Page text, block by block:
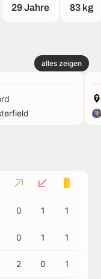
29 Jahre 83 kg
alles zeigen
0 1 1
0 1 1
2 0 1